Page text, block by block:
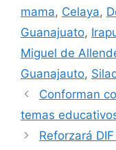
mama, Celaya,
Guanajuato,
Miguel de
Guanajauto,
Conforman
temas
Reforzará